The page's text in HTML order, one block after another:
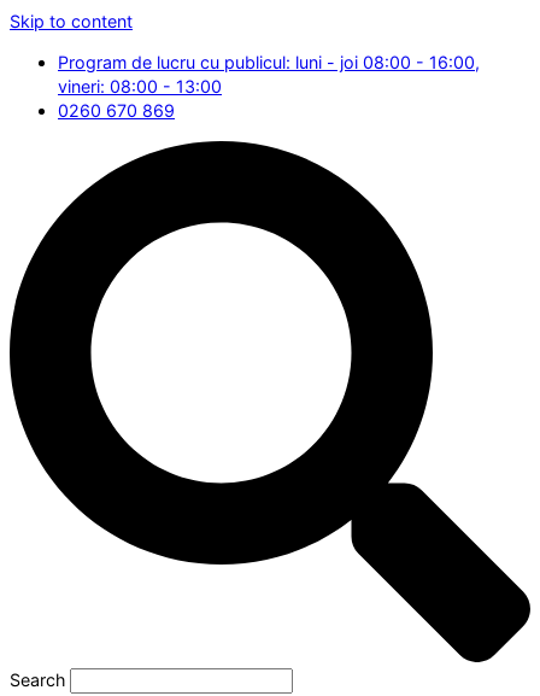
Skip to content
Program de lucru cu publicul: luni - joi 08:00 - 16:00,
vineri: 08:00 - 13:00
0260 670 869
Search